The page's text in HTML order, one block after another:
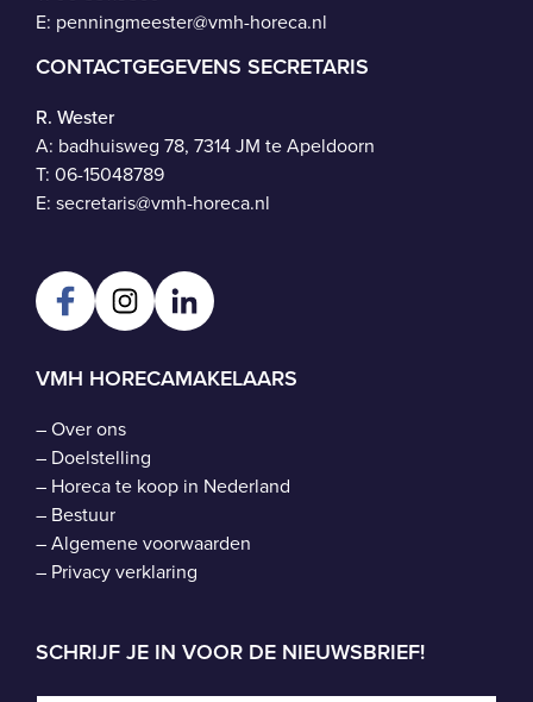
E: penningmeester@vmh-horeca.nl
CONTACTGEGEVENS SECRETARIS
R. Wester
A: badhuisweg 78, 7314 JM te Apeldoorn
T: 06-15048789
E: secretaris@vmh-horeca.nl
VMH HORECAMAKELAARS
–Over ons
– Doelstelling
– Horeca te koop in Nederland
– Bestuur
–Algemene voorwaarden
– Privacy verklaring
SCHRIJF JE IN VOOR DE NIEUWSBRIEF!